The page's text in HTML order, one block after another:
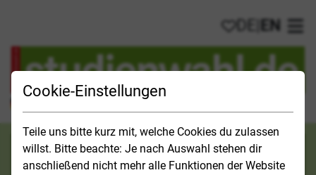
Cookie-Einstellungen
Teile uns bitte kurz mit, welche Cookies du zulassen
willst. Bitte beachte: Je nach Auswahl stehen dir
anschließend nicht mehr alle Funktionen der Website
My favorites
DE EN
Search category